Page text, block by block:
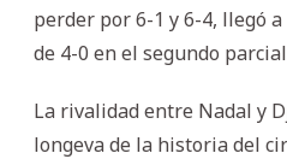
perder por 6-1 y 6-4, llegó
de 4-0 en el segundo
La rivalidad entre Nadal y
longeva de la historia del